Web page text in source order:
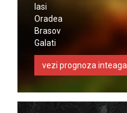
Iasi
Oradea
Brasov
Galati
vezi prognoza inteaga